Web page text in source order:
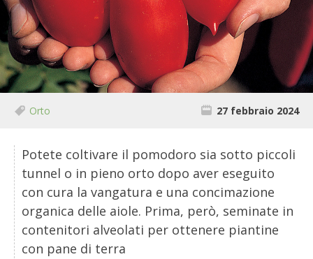
PRODOTTI
FARFALLE DELLA CAMPAGNA
PICCOLO POLLAIO
CONSERVARE LA FRUTTA
CONSERVE DELL’ORTO
FACEM
Orto 27 febbraio 2024
Potete coltivare il pomodoro sia sotto piccoli
tunnel o in pieno orto dopo aver eseguito
con cura la vangatura e una concimazione
organica delle aiole. Prima, però, seminate in
contenitori alveolati per ottenere piantine
con pane di terra